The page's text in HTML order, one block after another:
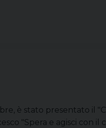
è stato presentato il
"Spera e agisci con il